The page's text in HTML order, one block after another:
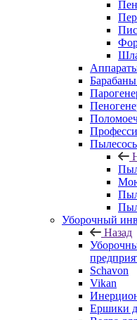
Уборочный
Назад
Schavon
Vikan
Ершики